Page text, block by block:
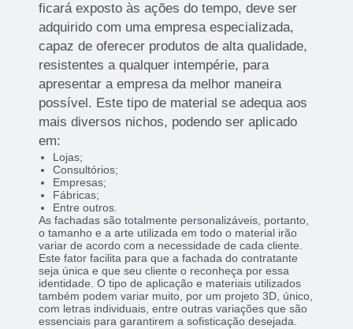
ficará exposto às ações do tempo, deve ser
adquirido com uma empresa especializada,
capaz de oferecer produtos de alta qualidade,
resistentes a qualquer intempérie, para
apresentar a empresa da melhor maneira
possível. Este tipo de material se adequa aos
mais diversos nichos, podendo ser aplicado
em:
Lojas;
Consultórios;
Empresas;
Fábricas;
Entre outros.
As fachadas são totalmente personalizáveis, portanto,
o tamanho e a arte utilizada em todo o material irão
variar de acordo com a necessidade de cada cliente.
Este fator facilita para que a fachada do contratante
seja única e que seu cliente o reconheça por essa
identidade. O tipo de aplicação e materiais utilizados
também podem variar muito, por um projeto 3D, único,
com letras individuais, entre outras variações que são
essenciais para garantirem a sofisticação desejada.